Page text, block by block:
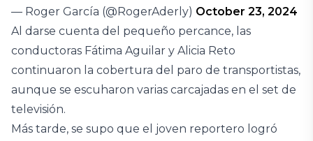
— Roger García (@RogerAderly) October 23, 2024
Al darse cuenta del pequeño percance, las
conductoras Fátima Aguilar y Alicia Reto
continuaron la cobertura del paro de transportistas,
aunque se escuharon varias carcajadas en el set de
televisión.
Más tarde, se supo que el joven reportero logró